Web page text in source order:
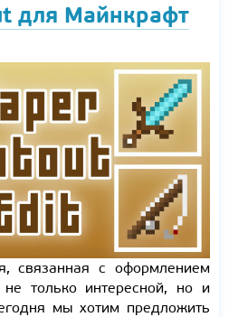
для Майнкрафт
связанная с оформлением
только интересной, но и
мы хотим предложить